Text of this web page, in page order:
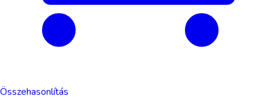
Összehasonlítás